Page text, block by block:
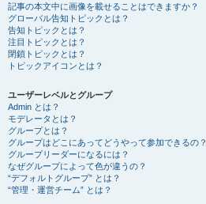
記事の本文中に画像を載せることはできますか？
グローバル告知トピックとは？
告知トピックとは？
注目トピックとは？
閉鎖トピックとは？
トピックアイコンとは？
ユーザーレベルとグループ
Admin とは？
モデレータとは？
グループとは？
グループはどこにあってどうやって参加できるの？
グループリーダーになるには？
なぜグループによって色が違うの？
“デフォルトグループ” とは？
“管理・運営チーム” とは？